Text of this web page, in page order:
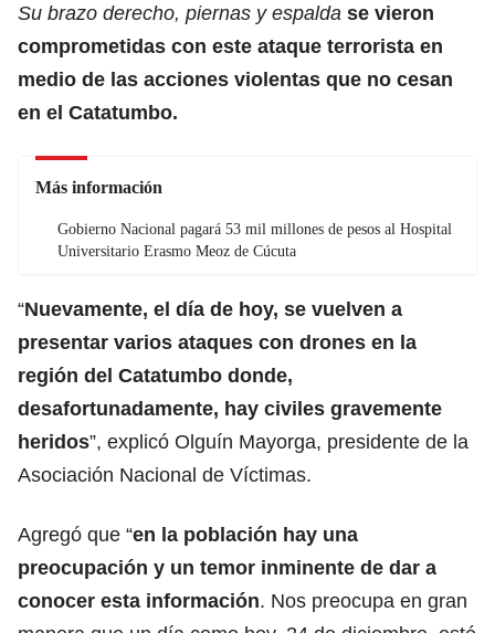
Su brazo derecho, piernas y espalda se vieron
comprometidas con este ataque terrorista en
medio de las acciones violentas que no cesan
en el Catatumbo.
Más información
Gobierno Nacional pagará 53 mil millones de pesos al Hospital
Universitario Erasmo Meoz de Cúcuta
“Nuevamente, el día de hoy, se vuelven a
presentar varios ataques con drones en la
región del Catatumbo donde,
desafortunadamente, hay civiles gravemente
heridos”, explicó Olguín Mayorga, presidente de la
Asociación Nacional de Víctimas.
Agregó que “en la población hay una
preocupación y un temor inminente de dar a
conocer esta información. Nos preocupa en gran